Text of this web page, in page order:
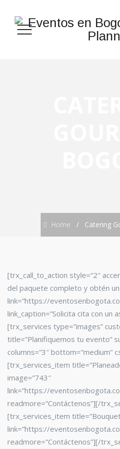
Home / Catering
[trx_call_to_action style=”2″
del paquete completo y obtén
link=”https://
link_caption=”Solicita cita con un
[trx_services type=”images”
title=”Planifiquemos tu evento”
columns=”3″ bottom=”medium”
[trx_services_item
image=”743″
link=”https://
readmore=”Contáctenos”][/
[trx_services_item
link=”https://
readmore=”Contáctenos”][/